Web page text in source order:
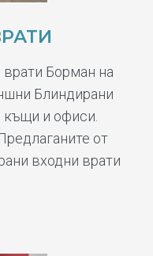
Борман на
Блиндирани
къщи и офиси.
от
входни врати